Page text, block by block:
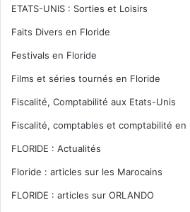
ETATS-UNIS : Sorties et Loisirs
Faits Divers en Floride
Festivals en Floride
Films et séries tournés en Floride
Fiscalité, Comptabilité aux Etats-Unis
Fiscalité, comptables et comptabilité en
FLORIDE : Actualités
Floride : articles sur les Marocains
FLORIDE : articles sur ORLANDO